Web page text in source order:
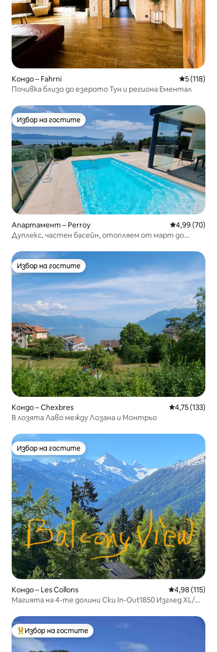
Кондо – Fahrni Средна
5 (118)
Почивка близо до езерото Тун и региона Ементал
Избор на гостите
Избор на гостите
Апартамент – Perroy Средна
4,99 (70)
Дуплекс, частен басейн, отопляем от март до
Избор на гостите
Избор на гостите
Кондо – Chexbres Средна
4,75 (133)
В лозята Лаво между Лозана и Монтрьо
Избор на гостите
Избор на гостите
Кондо – Les Collons Средна
4,98 (115)
Магията на 4-те долини Ски In-Out1850 Изглед XL/
Най-популярен избор на гостите
Избор на гостите